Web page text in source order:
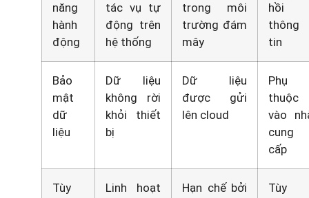
năng
hành
động
tác vụ tự
động trên
hệ thống
trong môi
trường đám
mây
hồi
thông
tin
Bảo
mật
dữ
liệu
Dữ liệu
không rời
khỏi thiết
bị
Dữ liệu
được gửi
lên cloud
Phụ
thuộc
vào
cung
cấp
Tùy
Linh hoạt
Hạn chế bởi
Tùy